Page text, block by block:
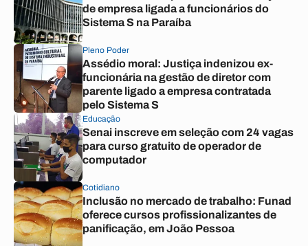
de empresa ligada a funcionários do
Sistema S na Paraíba
Pleno Poder
Assédio moral: Justiça indenizou ex-
funcionária na gestão de diretor com
parente ligado a empresa contratada
pelo Sistema S
Educação
Senai inscreve em seleção com 24 vagas
para curso gratuito de operador de
computador
Cotidiano
Inclusão no mercado de trabalho: Funad
oferece cursos profissionalizantes de
panificação, em João Pessoa